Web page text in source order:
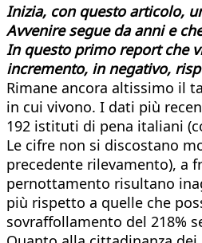
Inizia, con questo articolo,
Avvenire segue da anni e
In questo primo report che
incremento, in negativo,
Rimane ancora altissimo il
in cui vivono. I dati più
192 istituti di pena italiani
Le cifre non si discostano
precedente rilevamento), a
pernottamento risultano
più rispetto a quelle che
sovraffollamento del 218%